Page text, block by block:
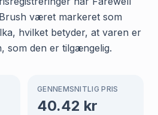
været markeret som
hvilket betyder, at varen er
som den er tilgængelig.
GENNEMSNITLIG PRIS
40.42 kr